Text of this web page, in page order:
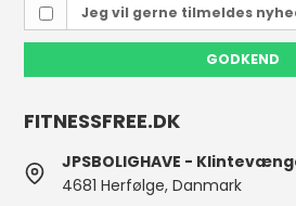
Jeg vil gerne tilmeldes
GODKEND
FITNESSFREE.DK
JPSBOLIGHAVE -
4681 Herfølge, Danmark